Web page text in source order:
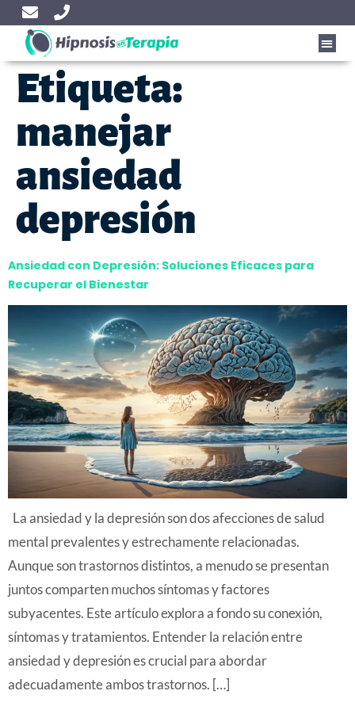
Etiqueta:
manejar
ansiedad
depresión
Ansiedad con Depresión: Soluciones Eficaces para
Recuperar el Bienestar
La ansiedad y la depresión son dos afecciones de salud
mental prevalentes y estrechamente relacionadas.
Aunque son trastornos distintos, a menudo se presentan
juntos comparten muchos síntomas y factores
subyacentes. Este artículo explora a fondo su conexión,
síntomas y tratamientos. Entender la relación entre
ansiedad y depresión es crucial para abordar
adecuadamente ambos trastornos. […]